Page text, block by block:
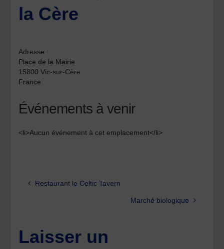
la Cère
Adresse :
Place de la Mairie
15800 Vic-sur-Cère
France
Événements à venir
<li>Aucun événement à cet emplacement</li>
Restaurant le Celtic Tavern
Marché biologique
Laisser un